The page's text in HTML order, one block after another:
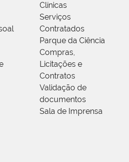
Clínicas
Serviços
Contratados
Parque da Ciência
Compras,
Licitações e
Contratos
Validação de
documentos
Sala de Imprensa